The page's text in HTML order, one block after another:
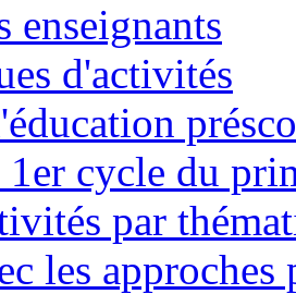
enseignants
d'activités
cycle du
par
les approches